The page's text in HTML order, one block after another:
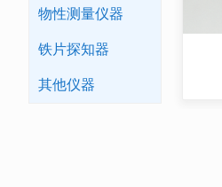
物性测量仪器
铁片探知器
其他仪器